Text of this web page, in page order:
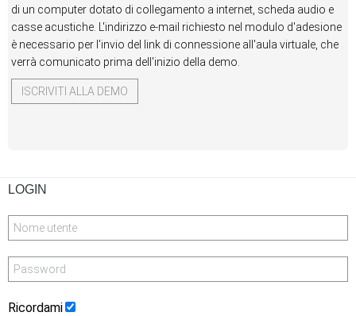
di un computer dotato di collegamento a internet, scheda audio e
casse acustiche. L'indirizzo e-mail richiesto nel modulo d'adesione
è necessario per l'invio del link di connessione all'aula virtuale, che
verrà comunicato prima dell'inizio della demo.
ISCRIVITI ALLA DEMO
LOGIN
Ricordami